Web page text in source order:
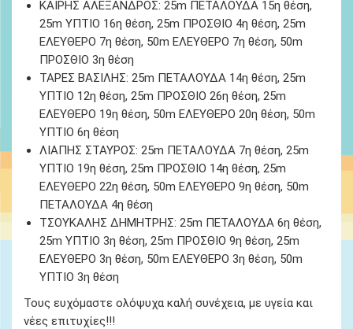
ΚΑΙΡΗΣ ΑΛΕΞΑΝΔΡΟΣ: 25m ΠΕΤΑΛΟΥΔΑ 15η θέση,
25m ΥΠΤΙΟ 16η θέση, 25m ΠΡΟΣΘΙΟ 4η θέση, 25m
ΕΛΕΥΘΕΡΟ 7η θέση, 50m ΕΛΕΥΘΕΡΟ 7η θέση, 50m
ΠΡΟΣΘΙΟ 3η θέση
ΤΑΡΕΣ ΒΑΣΙΛΗΣ: 25m ΠΕΤΑΛΟΥΔΑ 14η θέση, 25m
ΥΠΤΙΟ 12η θέση, 25m ΠΡΟΣΘΙΟ 26η θέση, 25m
ΕΛΕΥΘΕΡΟ 19η θέση, 50m ΕΛΕΥΘΕΡΟ 20η θέση, 50m
ΥΠΤΙΟ 6η θέση
ΛΙΑΠΗΣ ΣΤΑΥΡΟΣ: 25m ΠΕΤΑΛΟΥΔΑ 7η θέση, 25m
ΥΠΤΙΟ 19η θέση, 25m ΠΡΟΣΘΙΟ 14η θέση, 25m
ΕΛΕΥΘΕΡΟ 22η θέση, 50m ΕΛΕΥΘΕΡΟ 9η θέση, 50m
ΠΕΤΑΛΟΥΔΑ 4η θέση
ΤΣΟΥΚΑΛΗΣ ΔΗΜΗΤΡΗΣ: 25m ΠΕΤΑΛΟΥΔΑ 6η θέση,
25m ΥΠΤΙΟ 3η θέση, 25m ΠΡΟΣΘΙΟ 9η θέση, 25m
ΕΛΕΥΘΕΡΟ 3η θέση, 50m ΕΛΕΥΘΕΡΟ 3η θέση, 50m
ΥΠΤΙΟ 3η θέση
Τους ευχόμαστε ολόψυχα καλή συνέχεια, με υγεία και
νέες επιτυχίες!!!